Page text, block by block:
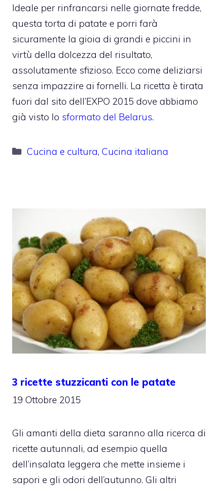
Ideale per rinfrancarsi nelle giornate fredde,
questa torta di patate e porri farà
sicuramente la gioia di grandi e piccini in
virtù della dolcezza del risultato,
assolutamente sfizioso. Ecco come deliziarsi
senza impazzire ai fornelli. La ricetta è tirata
fuori dal sito dell’EXPO 2015 dove abbiamo
già visto lo sformato del Belarus.
Categorie
Cucina e cultura,Cucina italiana
3 ricette stuzzicanti con le patate
19 Ottobre 2015
Gli amanti della dieta saranno alla ricerca di
ricette autunnali, ad esempio quella
dell’insalata leggera che mette insieme i
sapori e gli odori dell’autunno. Gli altri